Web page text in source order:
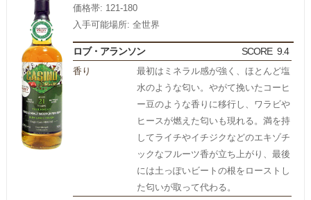
価格帯: 121-180
入手可能場所: 全世界
ロブ・アランソン SCORE 9.4
香り
最初はミネラル感が強く、ほとんど塩
水のような匂い。やがて挽いたコーヒ
ー豆のような香りに移行し、ワラビや
ヒースが燃えた匂いも現れる。満を持
してライチやイチジクなどのエキゾチ
ックなフルーツ香が立ち上がり、最後
には土っぽいビートの根をローストし
た匂いが取って代わる。